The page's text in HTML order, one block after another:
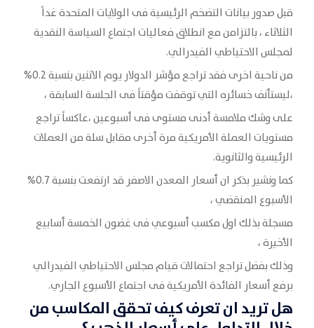
قبل صدور بيانات التضخم الرئيسية فى الولايات ‏المتحدة غداً
الثلاثاء ، بالتزامن مع انطلاق فعاليات اجتماع السياسة النقدية
لمجلس ‏الاحتياطي الفيدرالي.‏
من ناحية اخرى فقد تراجع مؤشر الدولار يوم الاثنين بنسبة 0.2%
،ليستأنف خسائره التي توقفت مؤقتاً فى ‏الجلسة السابقة ،
على وشك ملامسة أدنى مستوى فى أسبوعين ،عاكساً تراجع
‏مستويات العملة الأمريكية مرة أخرى مقابل سلة من العملات
الرئيسية والثانوية.‏
كما ونشير بذكر ان أسعار المعدن الاصفر قد ارتفعت بنسبة 0.7%
الأسبوع المنقضي ،
مسجلة بذلك اول مكسب ‏أسبوعي فى غضون الخمسة أسابيع
الأخيرة ،
وذلك بفضل تراجع احتمالات قيام مجلس ‏الاحتياطي الفيدرالي
برفع أسعار الفائدة الأمريكية فى اجتماع الأسبوع الجاري.‏
هل تريد ان تعرف كيف تحقق المكاسب من